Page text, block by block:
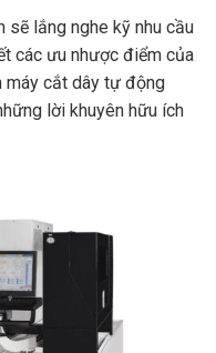
sẽ lắng nghe kỹ nhu cầu
các ưu nhược điểm của
máy cắt dây tự động
lời khuyên hữu ích